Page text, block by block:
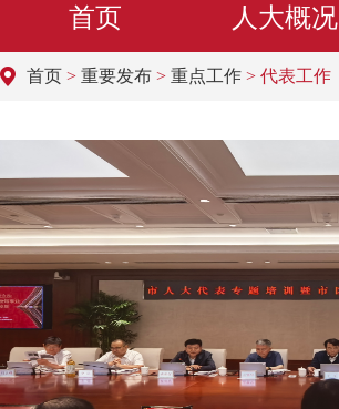
首页 人大概况
首页 > 重要发布 > 重点工作 > 代表工作